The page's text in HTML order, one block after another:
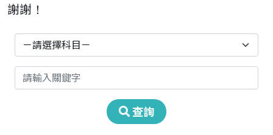
謝謝！
請選擇科目
請輸入關鍵字
查詢